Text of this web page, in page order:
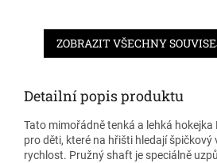
ZOBRAZIT VŠECHNY
Detailní popis produktu
Tato mimořádně tenká a lehká hokejka
pro děti, které na hřišti hledají špičkový
rychlost. Pružný shaft je speciálně